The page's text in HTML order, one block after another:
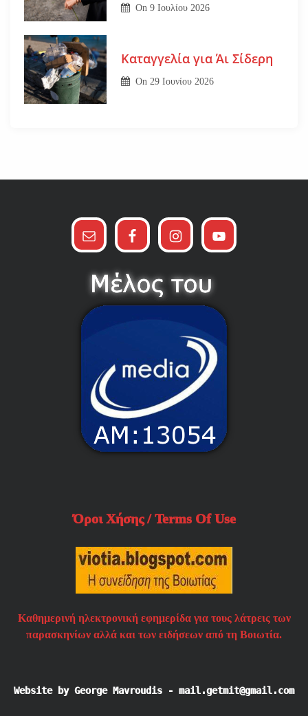
On9 Ιουλίου 2026
Καταγγελία για Άι Σίδερη
On 29 Ιουνίου 2026
Όροι Χήσης / Terms Of Use
Καθημερινή ηλεκτρονική εφημερίδα για τους λάτρεις των
παρασκηνίων αλλά και των ειδήσεων από τη Βοιωτία.
Website by George Mavroudis - mail.getmit@gmail.com